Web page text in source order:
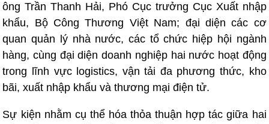
ông Trần Thanh Hải, Phó Cục trưởng Cục Xuất nhập
khẩu, Bộ Công Thương Việt Nam; đại diện các cơ
quan quản lý nhà nước, các tổ chức hiệp hội ngành
hàng, cùng đại diện doanh nghiệp hai nước hoạt động
trong lĩnh vực logistics, vận tải đa phương thức, kho
bãi, xuất nhập khẩu và thương mại điện tử.
Sự kiện nhằm cụ thể hóa thỏa thuận hợp tác giữa hai